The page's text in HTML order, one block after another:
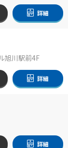
詳細
旭川駅前4F
詳細
詳細